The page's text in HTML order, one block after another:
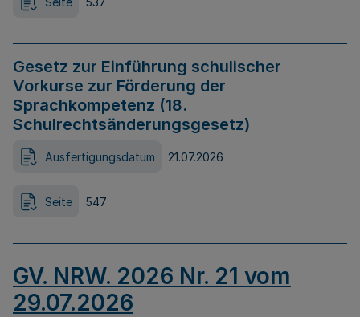
Gesetz zur Einführung schulischer
Vorkurse zur Förderung der
Sprachkompetenz (18.
Schulrechtsänderungsgesetz)
Ausfertigungsdatum 21.07.2026
Seite 547
GV. NRW. 2026 Nr. 21 vom
29.07.2026